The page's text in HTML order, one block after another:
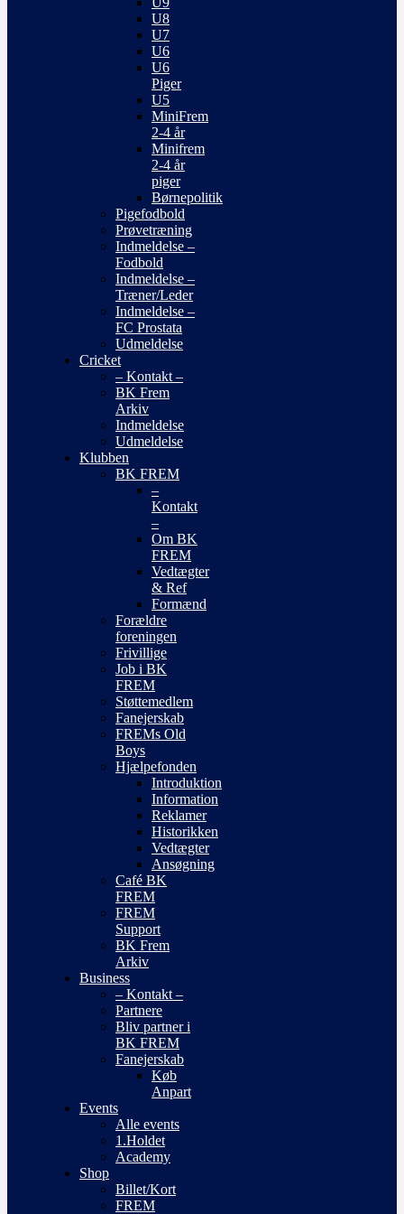
U8
U7
U6
U6
Piger
U5
MiniFrem
2-4 år
Minifrem
2-4 år
piger
Børnepolitik
Pigefodbold
Prøvetræning
Indmeldelse –
Fodbold
Indmeldelse –
Træner/Leder
Indmeldelse –
FC Prostata
Udmeldelse
Cricket
– Kontakt –
BK Frem
Arkiv
Indmeldelse
Udmeldelse
Klubben
BK FREM
–
Kontakt
–
Om BK
FREM
Vedtægter
& Ref
Formænd
Forældre
foreningen
Frivillige
Job i BK
FREM
Støttemedlem
Fanejerskab
FREMs Old
Boys
Hjælpefonden
Introduktion
Information
Reklamer
Historikken
Vedtægter
Ansøgning
Café BK
FREM
FREM
Support
BK Frem
Arkiv
Business
– Kontakt –
Partnere
Bliv partner i
BK FREM
Fanejerskab
Køb
Anpart
Events
Alle events
1.Holdet
Academy
Shop
Billet/Kort
FREM